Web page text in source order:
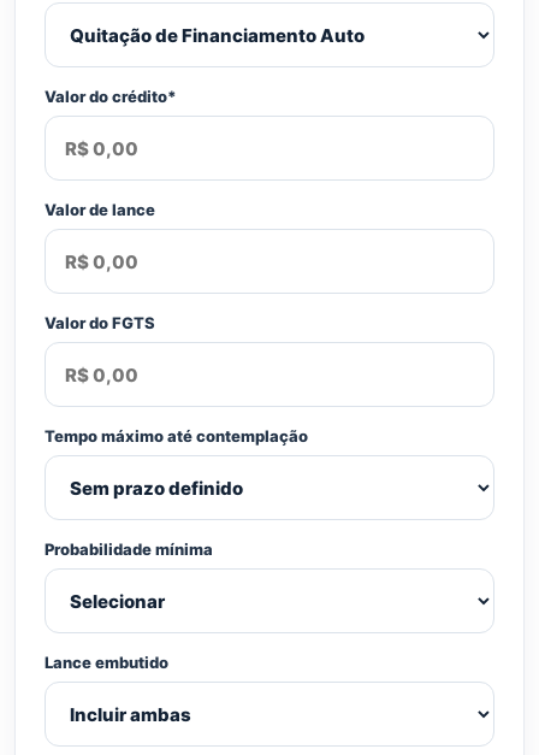
Valor do crédito*
Valor de lance
Valor do FGTS
Tempo máximo até contemplação
Probabilidade mínima
Lance embutido